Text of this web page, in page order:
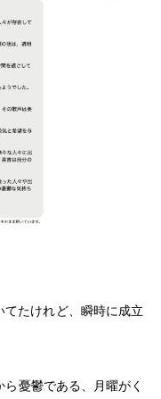
たけれど、瞬時に成立
憂鬱である、月曜がく